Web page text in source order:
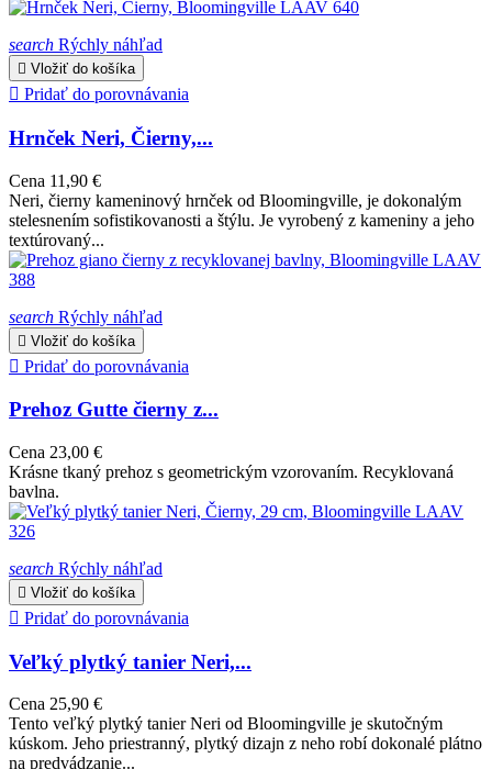
search Rýchly náhľad
 Vložiť do košíka
 Pridať do porovnávania
Hrnček Neri, Čierny,...
Cena 11,90 €
Neri, čierny kameninový hrnček od Bloomingville, je dokonalým
stelesnením sofistikovanosti a štýlu. Je vyrobený z kameniny a jeho
textúrovaný...
search Rýchly náhľad
 Vložiť do košíka
 Pridať do porovnávania
Prehoz Gutte čierny z...
Cena 23,00 €
Krásne tkaný prehoz s geometrickým vzorovaním. Recyklovaná
bavlna.
search Rýchly náhľad
 Vložiť do košíka
 Pridať do porovnávania
Veľký plytký tanier Neri,...
Cena 25,90 €
Tento veľký plytký tanier Neri od Bloomingville je skutočným
kúskom. Jeho priestranný, plytký dizajn z neho robí dokonalé plátno
na predvádzanie...